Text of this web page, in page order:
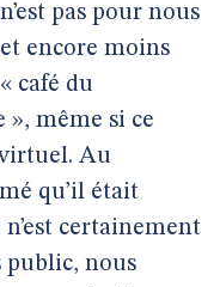
pas pour nous
encore moins
café du
», même si ce
Au
qu’il était
certainement
public, nous